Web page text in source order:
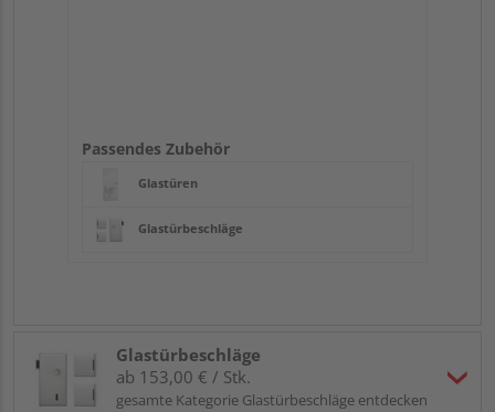
Passendes Zubehör
Glastüren
Glastürbeschläge
Glastürbeschläge
ab 153,00 € / Stk.
gesamte Kategorie Glastürbeschläge entdecken